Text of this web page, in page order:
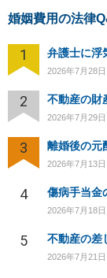
婚姻費用の法律
1 弁護士に浮
2026年7月28日
2 不動産の財
2026年7月29日
3
2026年7月13日
4 傷病手当金
2026年7月18日
5 不動産の差
2026年7月21日